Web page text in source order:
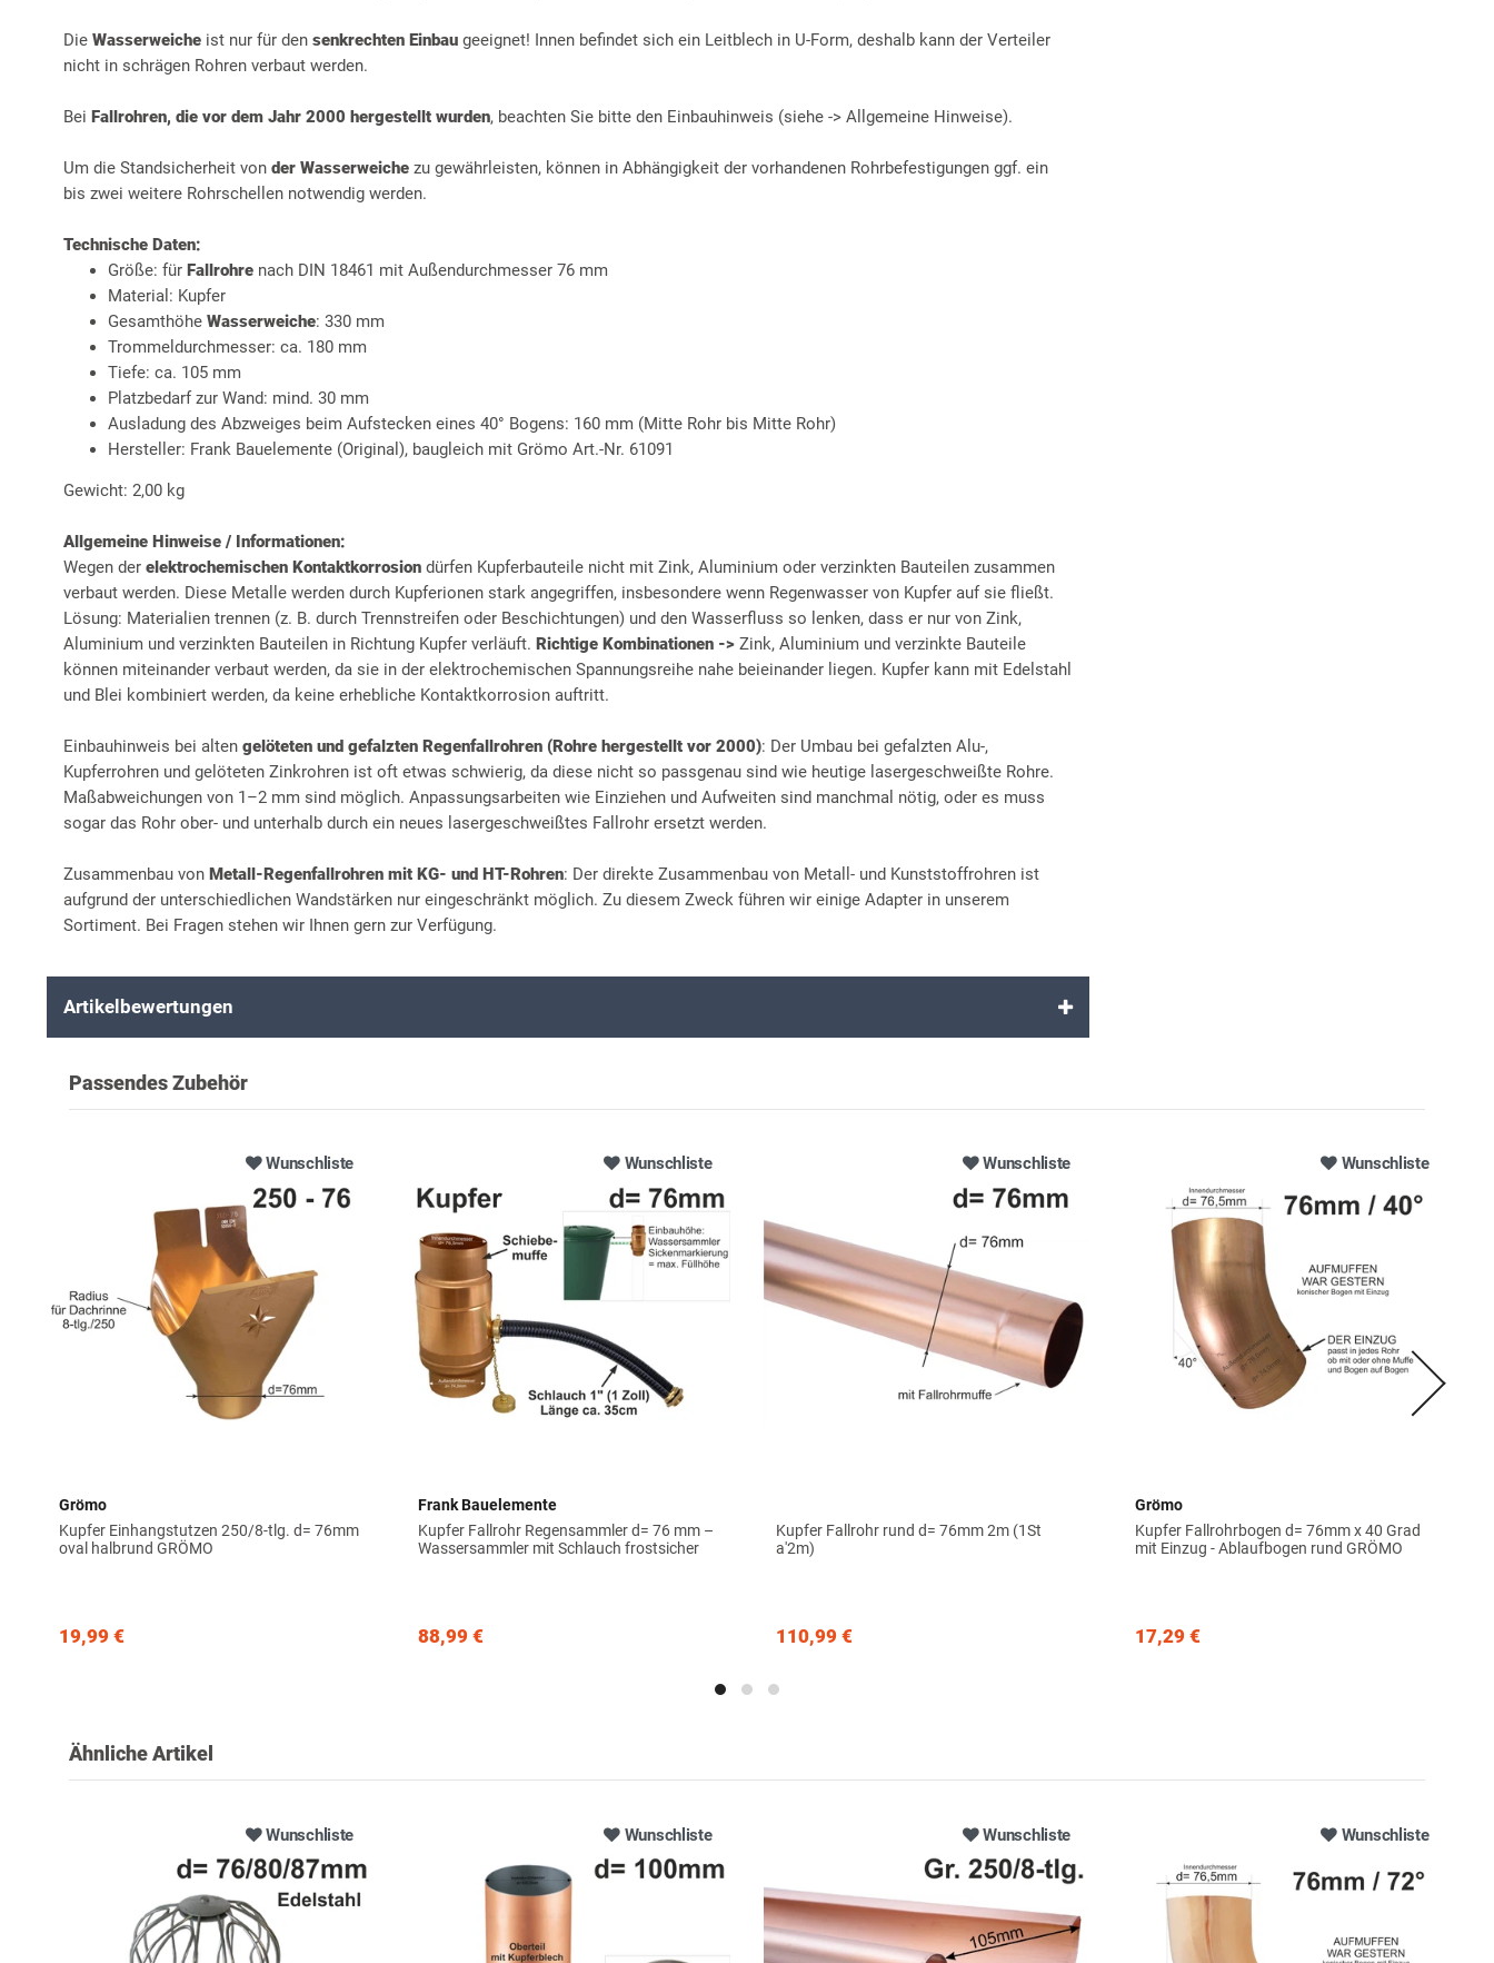
Die Wasserweiche ist nur für den senkrechten Einbau geeignet! Innen befindet sich ein Leitblech in U-Form, deshalb kann der Verteiler
nicht in schrägen Rohren verbaut werden.
Bei Fallrohren, die vor dem Jahr 2000 hergestellt wurden, beachten Sie bitte den Einbauhinweis (siehe -> Allgemeine Hinweise).
Um die Standsicherheit von der Wasserweiche zu gewährleisten, können in Abhängigkeit der vorhandenen Rohrbefestigungen ggf. ein
bis zwei weitere Rohrschellen notwendig werden.
Technische Daten:
Größe: für Fallrohre nach DIN 18461 mit Außendurchmesser 76 mm
Material: Kupfer
Gesamthöhe Wasserweiche: 330 mm
Trommeldurchmesser: ca. 180 mm
Tiefe: ca. 105 mm
Platzbedarf zur Wand: mind. 30 mm
Ausladung des Abzweiges beim Aufstecken eines 40° Bogens: 160 mm (Mitte Rohr bis Mitte Rohr)
Hersteller: Frank Bauelemente (Original), baugleich mit Grömo Art.-Nr. 61091
Gewicht: 2,00 kg
Allgemeine Hinweise / Informationen:
Wegen der elektrochemischen Kontaktkorrosion dürfen Kupferbauteile nicht mit Zink, Aluminium oder verzinkten Bauteilen zusammen
verbaut werden. Diese Metalle werden durch Kupferionen stark angegriffen, insbesondere wenn Regenwasser von Kupfer auf sie fließt.
Lösung: Materialien trennen (z. B. durch Trennstreifen oder Beschichtungen) und den Wasserfluss so lenken, dass er nur von Zink,
Aluminium und verzinkten Bauteilen in Richtung Kupfer verläuft. Richtige Kombinationen -> Zink, Aluminium und verzinkte Bauteile
können miteinander verbaut werden, da sie in der elektrochemischen Spannungsreihe nahe beieinander liegen. Kupfer kann mit Edelstahl
und Blei kombiniert werden, da keine erhebliche Kontaktkorrosion auftritt.
Einbauhinweis bei alten gelöteten und gefalzten Regenfallrohren (Rohre hergestellt vor 2000): Der Umbau bei gefalzten Alu-,
Kupferrohren und gelöteten Zinkrohren ist oft etwas schwierig, da diese nicht so passgenau sind wie heutige lasergeschweißte Rohre.
Maßabweichungen von 1–2 mm sind möglich. Anpassungsarbeiten wie Einziehen und Aufweiten sind manchmal nötig, oder es muss
sogar das Rohr ober- und unterhalb durch ein neues lasergeschweißtes Fallrohr ersetzt werden.
Zusammenbau von Metall-Regenfallrohren mit KG- und HT-Rohren: Der direkte Zusammenbau von Metall- und Kunststoffrohren ist
aufgrund der unterschiedlichen Wandstärken nur eingeschränkt möglich. Zu diesem Zweck führen wir einige Adapter in unserem
Sortiment. Bei Fragen stehen wir Ihnen gern zur Verfügung.
Artikelbewertungen
Passendes Zubehör
Wunschliste
Grömo
Kupfer Einhangstutzen 250/8-tlg. d= 76mm
oval halbrund GRÖMO
19,99 €
Wunschliste
Frank Bauelemente
Kupfer Fallrohr Regensammler d= 76 mm –
Wassersammler mit Schlauch frostsicher
88,99 €
Wunschliste
Kupfer Fallrohr rund d= 76mm 2m (1St
a'2m)
110,99 €
Wunschliste
Grömo
Kupfer Fallrohrbogen d= 76mm x 40 Grad
mit Einzug - Ablaufbogen rund GRÖMO
17,29 €
Ähnliche Artikel
Wunschliste Wunschliste Wunschliste Wunschliste